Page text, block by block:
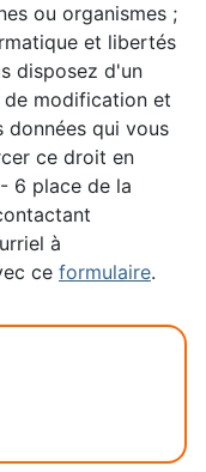
ou organismes ;
et libertés
disposez d'un
modification et
données qui vous
ce droit en
6 place de la
à
ce formulaire.